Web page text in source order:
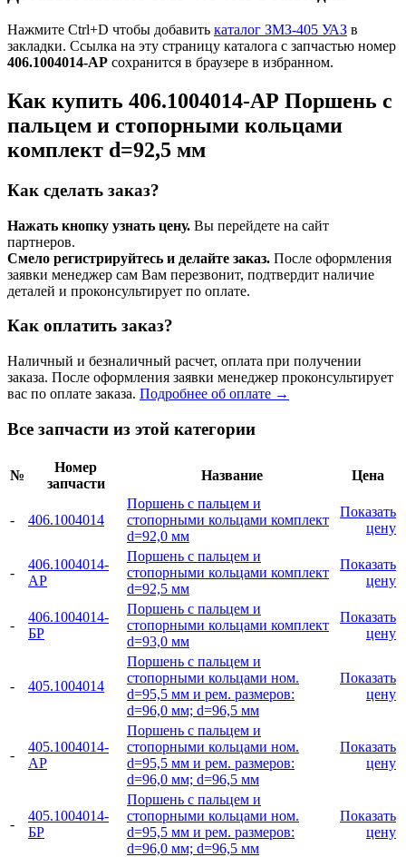
Нажмите Ctrl+D чтобы добавить каталог ЗМЗ-405 УАЗ в
закладки. Ссылка на эту страницу каталога с запчастью номер
406.1004014-АР сохранится в браузере в избранном.
Как купить 406.1004014-АР Поршень с
пальцем и стопорными кольцами
комплект d=92,5 мм
Как сделать заказ?
Нажать кнопку узнать цену. Вы перейдете на сайт
партнеров.
Смело регистрируйтесь и делайте заказ. После оформления
заявки менеджер сам Вам перезвонит, подтвердит наличие
деталей и проконсультирует по оплате.
Как оплатить заказ?
Наличный и безналичный расчет, оплата при получении
заказа. После оформления заявки менеджер проконсультирует
вас по оплате заказа. Подробнее об оплате →
Все запчасти из этой категории
№
Номер
запчасти
Название Цена
- 406.1004014
Поршень с пальцем и
стопорными кольцами комплект
d=92,0 мм
Показать
цену
-
406.1004014-
АР
Поршень с пальцем и
стопорными кольцами комплект
d=92,5 мм
Показать
цену
-
406.1004014-
БР
Поршень с пальцем и
стопорными кольцами комплект
d=93,0 мм
Показать
цену
- 405.1004014
Поршень с пальцем и
стопорными кольцами ном.
d=95,5 мм и рем. размеров:
d=96,0 мм; d=96,5 мм
Показать
цену
-
405.1004014-
АР
Поршень с пальцем и
стопорными кольцами ном.
d=95,5 мм и рем. размеров:
d=96,0 мм; d=96,5 мм
Показать
цену
-
405.1004014-
БР
Поршень с пальцем и
стопорными кольцами ном.
d=95,5 мм и рем. размеров:
d=96,0 мм; d=96,5 мм
Показать
цену